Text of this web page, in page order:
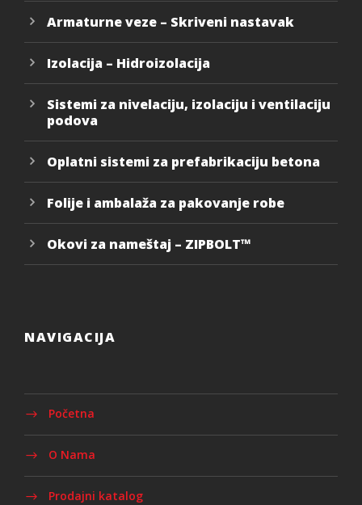
Armaturne veze – Skriveni nastavak
Izolacija – Hidroizolacija
Sistemi za nivelaciju, izolaciju i ventilaciju
podova
Oplatni sistemi za prefabrikaciju betona
Folije i ambalaža za pakovanje robe
Okovi za nameštaj – ZIPBOLT™
NAVIGACIJA
Početna
O Nama
Prodajni katalog